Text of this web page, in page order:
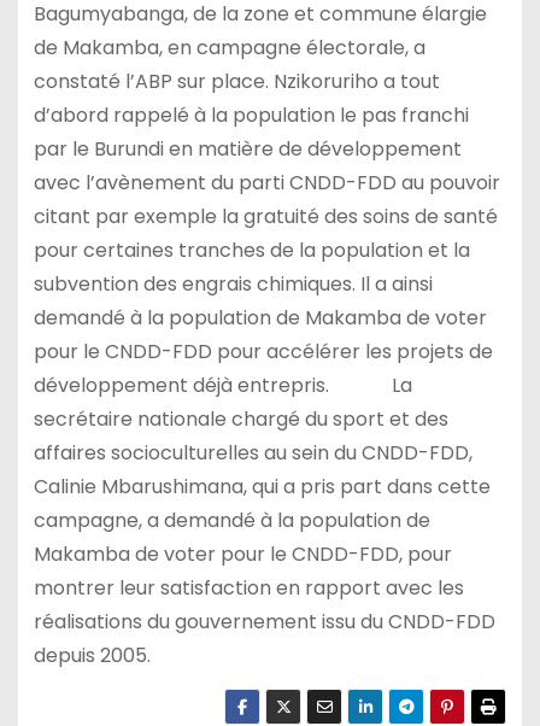
Bagumyabanga, de la zone et commune élargie
de Makamba, en campagne électorale, a
constaté l’ABP sur place. Nzikoruriho a tout
d’abord rappelé à la population le pas franchi
par le Burundi en matière de développement
avec l’avènement du parti CNDD-FDD au pouvoir
citant par exemple la gratuité des soins de santé
pour certaines tranches de la population et la
subvention des engrais chimiques. Il a ainsi
demandé à la population de Makamba de voter
pour le CNDD-FDD pour accélérer les projets de
développement déjà entrepris. La
secrétaire nationale chargé du sport et des
affaires socioculturelles au sein du CNDD-FDD,
Calinie Mbarushimana, qui a pris part dans cette
campagne, a demandé à la population de
Makamba de voter pour le CNDD-FDD, pour
montrer leur satisfaction en rapport avec les
réalisations du gouvernement issu du CNDD-FDD
depuis 2005.